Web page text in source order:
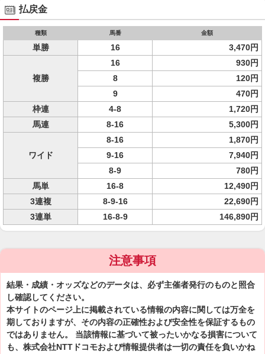
払戻金
種類 馬番 金額
単勝 16 3,470円
複勝
16
930円
8
120円
9
470円
枠連
4-8
1,720円
馬連
8-16 5,300円
ワイド
8-16
1,870円
9-16
7,940円
8-9
780円
馬単
16-8
12,490円
3連複
8-9-16
22,690円
3連単
16-8-9 146,890円
注意事項
結果・成績・オッズなどのデータは、必ず主催者発行のものと照合
し確認してください。
本サイトのページ上に掲載されている情報の内容に関しては万全を
期しておりますが、その内容の正確性および安全性を保証するもの
ではありません。 当該情報に基づいて被ったいかなる損害について
も、株式会社NTTドコモおよび情報提供者は一切の責任を負いかね